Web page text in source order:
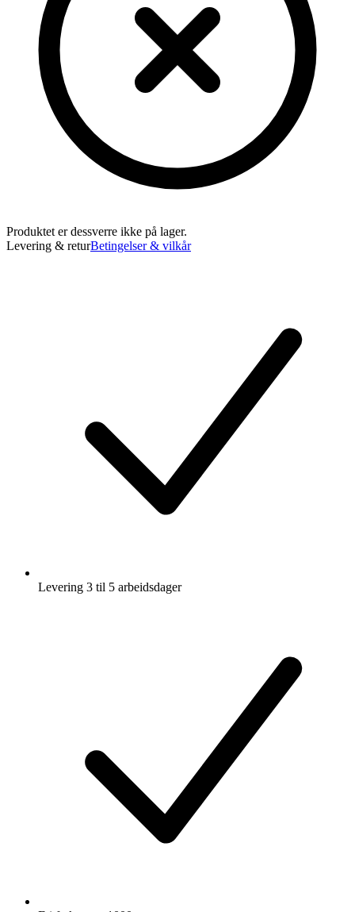
Produktet er dessverre ikke på lager.
Levering & returBetingelser & vilkår
Levering 3 til 5 arbeidsdager